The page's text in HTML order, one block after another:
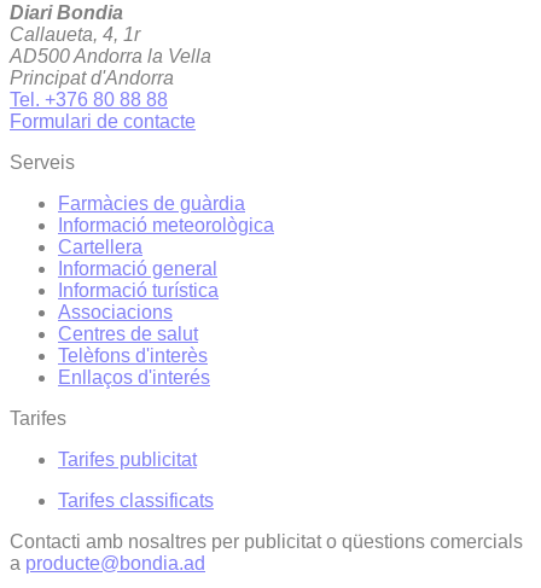
Diari Bondia
Callaueta, 4, 1r
AD500 Andorra la Vella
Principat d'Andorra
Tel. +376 80 88 88
Formulari de contacte
Serveis
Farmàcies de guàrdia
Informació meteorològica
Cartellera
Informació general
Informació turística
Associacions
Centres de salut
Telèfons d'interès
Enllaços d'interés
Tarifes
Tarifes publicitat
Tarifes classificats
Contacti amb nosaltres per publicitat o qüestions comercials
a producte@bondia.ad